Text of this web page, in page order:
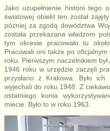
Jako uzupełnienie historii tego
światowej obiekt ten został
później za zgodą dowództwa
została przekazana władzom
tym okresie pracowało tu
Pracowali oni także po
roku. Pierwszym naczelnikiem
1946 roku w urzędzie zaczęli
przysłano z Krakowa. Było
wyjechali do roku 1948. Z
ostatniego konia
miecie. Było to w roku 1963.